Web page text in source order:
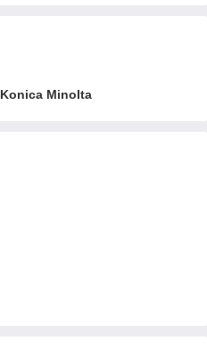
Konica Minolta